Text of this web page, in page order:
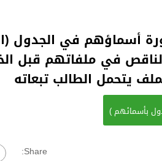
أسماؤهم في الجدول
بأسمائهم )
Share: